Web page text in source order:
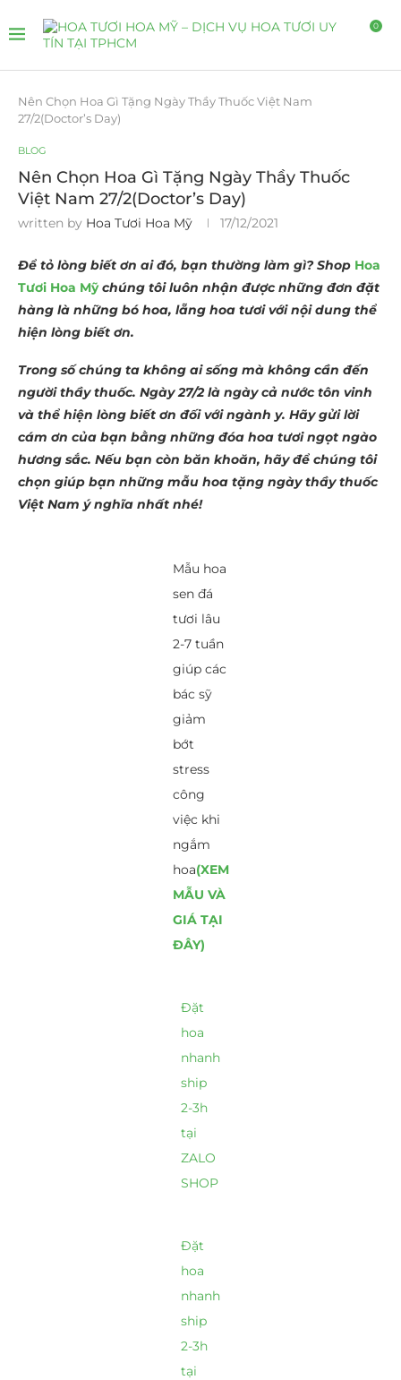
0
Nên Chọn Hoa Gì Tặng Ngày Thầy Thuốc Việt Nam
27/2(Doctor’s Day)
BLOG
Nên Chọn Hoa Gì Tặng Ngày Thầy Thuốc
Việt Nam 27/2(Doctor’s Day)
written by Hoa Tươi Hoa Mỹ 17/12/2021
Để tỏ lòng biết ơn ai đó, bạn thường làm gì? Shop Hoa
Tươi Hoa Mỹchúng tôi luôn nhận được những đơn đặt
hàng là những bó hoa, lẵng hoa tươi với nội dung thể
hiện lòng biết ơn.
Trong số chúng ta không ai sống mà không cần đến
người thầy thuốc. Ngày 27/2 là ngày cả nước tôn vinh
và thể hiện lòng biết ơn đối với ngành y. Hãy gửi lời
cám ơn của bạn bằng những đóa hoa tươi ngọt ngào
hương sắc. Nếu bạn còn băn khoăn, hãy để chúng tôi
chọn giúp bạn những mẫu hoa tặng ngày thầy thuốc
Việt Nam ý nghĩa nhất nhé!
Mẫu hoa
sen đá
tươi lâu
2-7 tuần
giúp các
bác sỹ
giảm
bớt
stress
công
việc khi
ngắm
hoa(XEM
MẪU VÀ
GIÁ TẠI
ĐÂY)
Đặt
hoa
nhanh
ship
2-3h
tại
ZALO
SHOP
Đặt
hoa
nhanh
ship
2-3h
tại